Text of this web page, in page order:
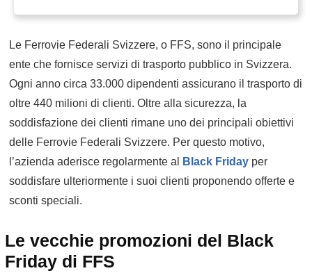
Le Ferrovie Federali Svizzere, o FFS, sono il principale
ente che fornisce servizi di trasporto pubblico in Svizzera.
Ogni anno circa 33.000 dipendenti assicurano il trasporto di
oltre 440 milioni di clienti. Oltre alla sicurezza, la
soddisfazione dei clienti rimane uno dei principali obiettivi
delle Ferrovie Federali Svizzere. Per questo motivo,
l’azienda aderisce regolarmente al
Black Friday per
soddisfare ulteriormente i suoi clienti proponendo offerte e
sconti speciali.
Le vecchie promozioni del Black
Friday di FFS